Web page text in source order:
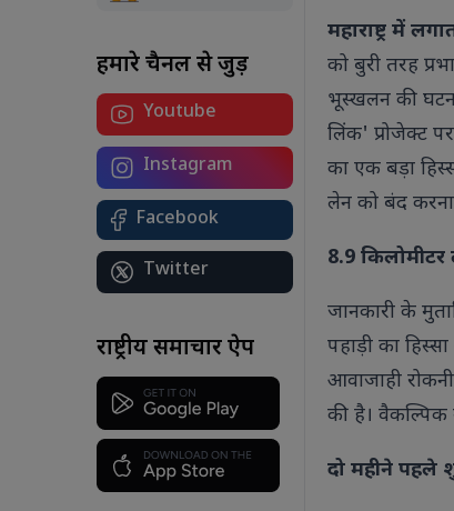
हमारे चैनल से जुड़ें
Youtube
Instagram
Facebook
Twitter
राष्ट्रीय समाचार ऐप
महाराष्ट्र में
को बुरी तरह
भूस्खलन की
लिंक' प्रोजेक्ट
का एक बड़ा
लेन को बंद करना
8.9
जानकारी के
पहाड़ी का
आवाजाही
की है। वैकल्पिक
दो महीने पहले
योग सिर्फ एक दिन नहीं, जीवन का मंत्र है:
कोलकाता से पीएम मोदी का देश को संदेश
अंतरराष्ट्रीय योग दिवस 2026 पर पीएम
ने कोलकाता में किया योगाभ्यास, कहा-
स्वस्थ और संतुलित जीवन के लिए योग को
बनाएं दैनिक आदत।